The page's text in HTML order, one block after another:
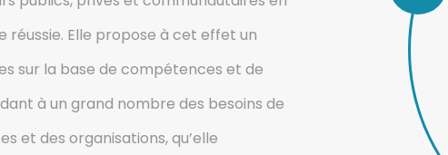
réussie. Elle propose à cet effet un
sur la base de compétences et de
à un grand nombre des besoins de
et des organisations, qu’elle